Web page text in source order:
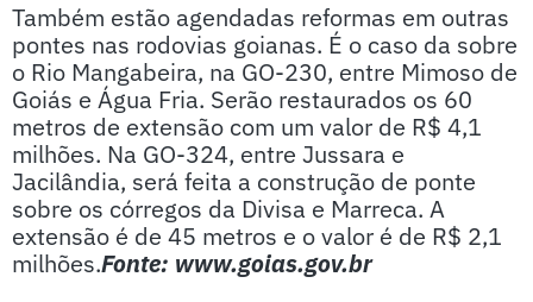
Também estão agendadas reformas em outras
pontes nas rodovias goianas. É o caso da sobre
o Rio Mangabeira, na GO-230, entre Mimoso de
Goiás e Água Fria. Serão restaurados os 60
metros de extensão com um valor de R$ 4,1
milhões. Na GO-324, entre Jussara e
Jacilândia, será feita a construção de ponte
sobre os córregos da Divisa e Marreca. A
extensão é de 45 metros e o valor é de R$ 2,1
milhões.Fonte: www.goias.gov.br